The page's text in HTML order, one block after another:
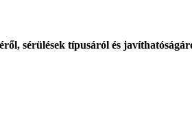
sérülések típusáról és